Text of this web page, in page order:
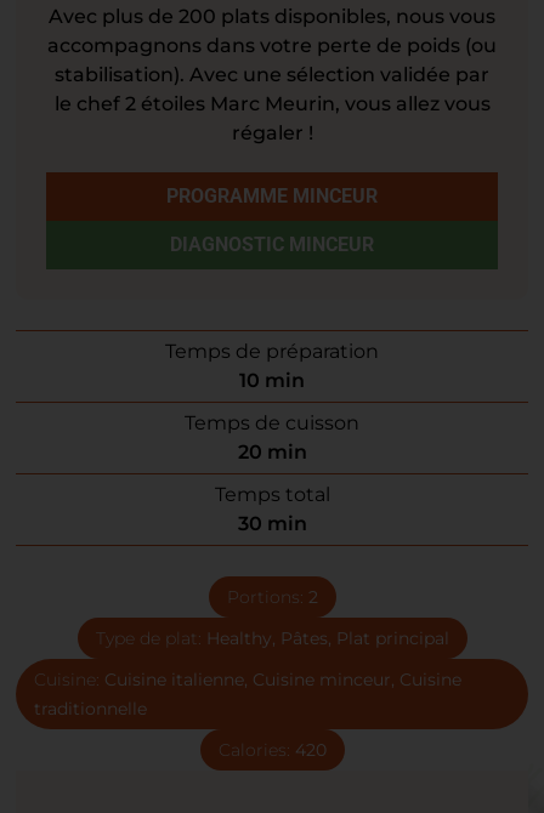
Avec plus de 200 plats disponibles, nous vous
accompagnons dans votre perte de poids (ou
stabilisation). Avec une sélection validée par
le chef 2 étoiles Marc Meurin, vous allez vous
régaler !
PROGRAMME MINCEUR
DIAGNOSTIC MINCEUR
Temps de préparation
10 min
Temps de cuisson
20 min
Temps total
30 min
Portions: 2
Type de plat: Healthy, Pâtes, Plat principal
Cuisine: Cuisine italienne, Cuisine minceur, Cuisine
traditionnelle
Calories: 420